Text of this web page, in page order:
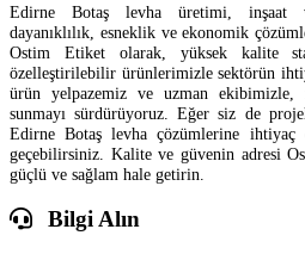
Edirne Botaş levha üretimi, inşaat
dayanıklılık, esneklik ve ekonomik
Ostim Etiket olarak, yüksek kalite
özelleştirilebilir ürünlerimizle sektörün
ürün yelpazemiz ve uzman
sunmayı sürdürüyoruz. Eğer siz de
Edirne Botaş levha çözümlerine ihtiyaç
geçebilirsiniz. Kalite ve güvenin adresi
güçlü ve sağlam hale getirin.
Bilgi Alın